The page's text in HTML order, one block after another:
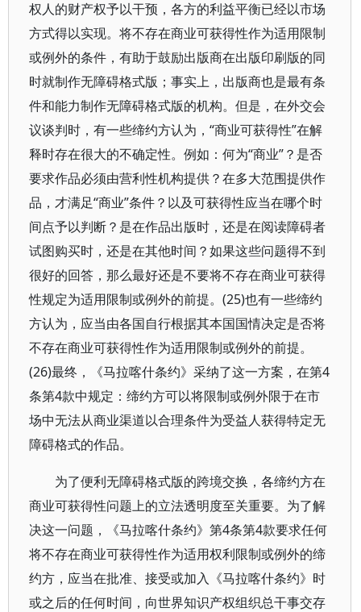
权人的财产权予以干预，各方的利益平衡已经以市场
方式得以实现。将不存在商业可获得性作为适用限制
或例外的条件，有助于鼓励出版商在出版印刷版的同
时就制作无障碍格式版；事实上，出版商也是最有条
件和能力制作无障碍格式版的机构。但是，在外交会
议谈判时，有一些缔约方认为，“商业可获得性”在解
释时存在很大的不确定性。例如：何为“商业”？是否
要求作品必须由营利性机构提供？在多大范围提供作
品，才满足“商业”条件？以及可获得性应当在哪个时
间点予以判断？是在作品出版时，还是在阅读障碍者
试图购买时，还是在其他时间？如果这些问题得不到
很好的回答，那么最好还是不要将不存在商业可获得
性规定为适用限制或例外的前提。(25)也有一些缔约
方认为，应当由各国自行根据其本国国情决定是否将
不存在商业可获得性作为适用限制或例外的前提。
(26)最终，《马拉喀什条约》采纳了这一方案，在第4
条第4款中规定：缔约方可以将限制或例外限于在市
场中无法从商业渠道以合理条件为受益人获得特定无
障碍格式的作品。
为了便利无障碍格式版的跨境交换，各缔约方在
商业可获得性问题上的立法透明度至关重要。为了解
决这一问题，《马拉喀什条约》第4条第4款要求任何
将不存在商业可获得性作为适用权利限制或例外的缔
约方，应当在批准、接受或加入《马拉喀什条约》时
或之后的任何时间，向世界知识产权组织总干事交存